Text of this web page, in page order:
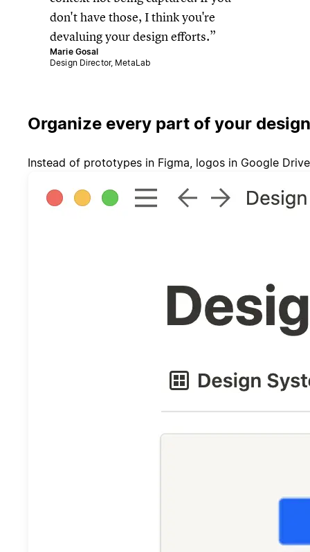
don't have those, I think you're
devaluing your design efforts.
Marie Gosal
Design Director, MetaLab
Organize every part of your
Instead of prototypes in Figma, logos in Google